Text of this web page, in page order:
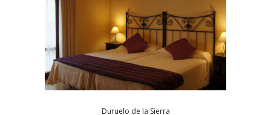
Duruelo de la Sierra